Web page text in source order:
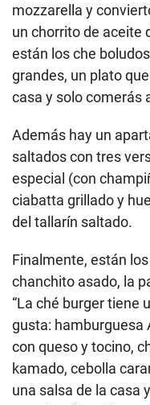
mozzarella y
un chorrito de aceite
están los che
grandes, un plato
casa y solo comerás
Además hay un
saltados con tres
especial (con
ciabatta grillado y
del tallarín saltado.
Finalmente, están
chanchito asado, la
“La ché burger tiene
gusta: hamburguesa
con queso y tocino,
kamado, cebolla
una salsa de la casa